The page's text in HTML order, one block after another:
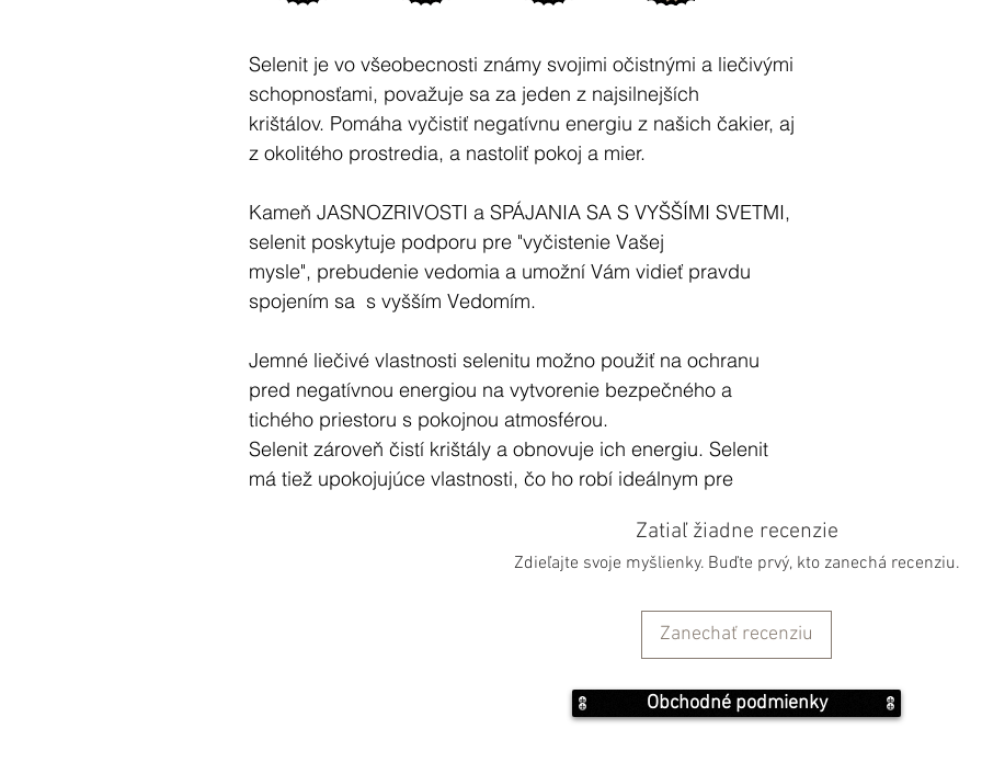
Selenit je vo všeobecnosti známy svojimi očistnými a liečivými
schopnosťami, považuje sa za jeden z najsilnejších
krištálov. Pomáha vyčistiť negatívnu energiu z našich čakier, aj
z okolitého prostredia, a nastoliť pokoj a mier.
Kameň JASNOZRIVOSTI a SPÁJANIA SA S VYŠŠÍMI SVETMI,
selenit poskytuje podporu pre "vyčistenie Vašej
mysle", prebudenie vedomia a umožní Vám vidieť pravdu
spojením sa s vyšším Vedomím.
Jemné liečivé vlastnosti selenitu možno použiť na ochranu
pred negatívnou energiou na vytvorenie bezpečného a
tichého priestoru s pokojnou atmosférou.
Selenit zároveň čistí krištály a obnovuje ich energiu. Selenit
má tiež upokojujúce vlastnosti, čo ho robí ideálnym pre
Selenit sa vyznačuje veľmi jemnými vibráciami. Do mysle
vnáša jas, otvára korunnú a vyššiu korunnú čakru. Umožňuje
prístup k anjelskému vedomiu a duchovnému sprievodcovi.
Čistý selenit ponúka spojenie s vyšším svetelným telom a
Zatiaľ žiadne recenzie
Zdieľajte svoje myšlienky. Buďte prvý, kto zanechá recenziu.
Zanechať recenziu
Obchodné podmienky